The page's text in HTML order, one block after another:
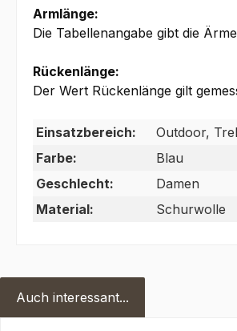
Armlänge:
Die Tabellenangabe gibt die
Rückenlänge:
Der Wert Rückenlänge gilt
Einsatzbereich:
Outdoor,
Farbe:
Blau
Geschlecht:
Damen
Material:
Schurwolle
Auch interessant...